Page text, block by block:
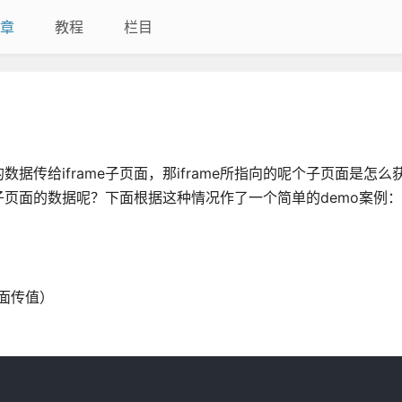
教程 栏目
据传给iframe子页面，那iframe所指向的呢个子页面是怎么
面的数据呢？下面根据这种情况作了一个简单的demo案例：
值）